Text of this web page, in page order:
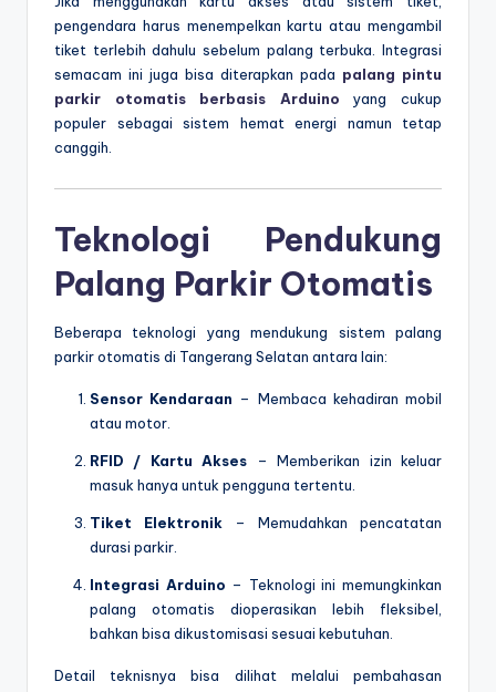
pengendara harus menempelkan kartu atau mengambil
tiket terlebih dahulu sebelum palang terbuka. Integrasi
semacam ini juga bisa diterapkan pada palang pintu
parkir otomatis berbasis Arduino yang cukup
populer sebagai sistem hemat energi namun tetap
canggih.
Teknologi Pendukung
Palang Parkir Otomatis
Beberapa teknologi yang mendukung sistem palang
parkir otomatis di Tangerang Selatan antara lain:
Sensor Kendaraan – Membaca kehadiran mobil
atau motor.
RFID / Kartu Akses – Memberikan izin keluar
masuk hanya untuk pengguna tertentu.
Tiket Elektronik – Memudahkan pencatatan
durasi parkir.
Integrasi Arduino – Teknologi ini memungkinkan
palang otomatis dioperasikan lebih fleksibel,
bahkan bisa dikustomisasi sesuai kebutuhan.
Detail teknisnya bisa dilihat melalui pembahasan